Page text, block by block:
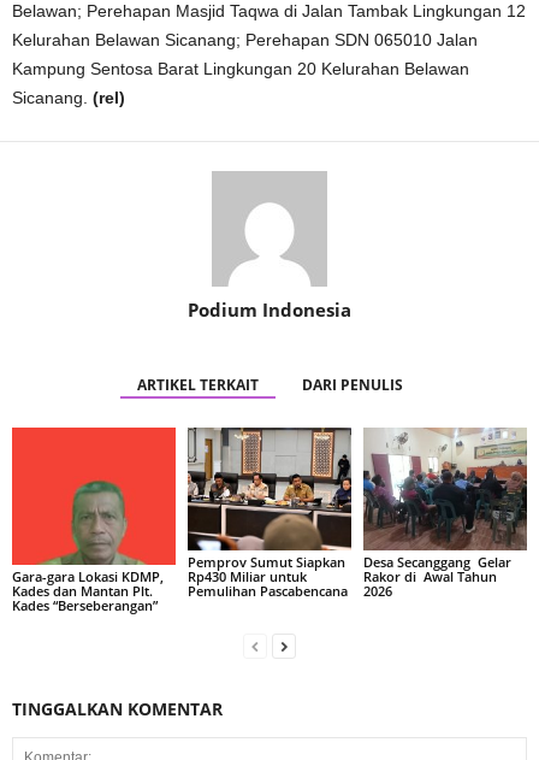
Belawan; Perehapan Masjid Taqwa di Jalan Tambak Lingkungan 12
Kelurahan Belawan Sicanang; Perehapan SDN 065010 Jalan
Kampung Sentosa Barat Lingkungan 20 Kelurahan Belawan
Sicanang. (rel)
Podium Indonesia
ARTIKEL TERKAIT DARI PENULIS
Gara-gara Lokasi KDMP,
Kades dan Mantan Plt.
Kades “Berseberangan”
Pemprov Sumut Siapkan
Rp430 Miliar untuk
Pemulihan Pascabencana
Desa Secanggang Gelar
Rakor di Awal Tahun
2026
TINGGALKAN KOMENTAR